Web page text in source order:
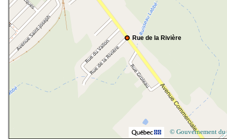
Rue de la Rivière
© Gouvernement du